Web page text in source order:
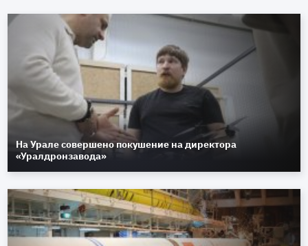
На Урале совершено покушение на директора
«Уралдронзавода»